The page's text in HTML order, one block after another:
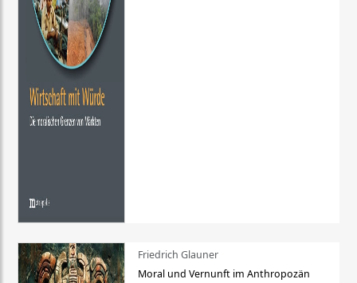
Friedrich Glauner
Moral und Vernunft im Anthropozän